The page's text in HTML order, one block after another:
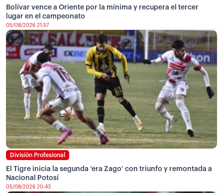
Bolívar vence a Oriente por la mínima y recupera el tercer
lugar en el campeonato
05/08/2026 21:57
División Profesional
El Tigre inicia la segunda ‘era Zago’ con triunfo y remontada a
Nacional Potosí
05/08/2026 20:43